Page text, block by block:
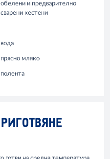
обелени и предварително
сварени кестени
вода
прясно мляко
полента